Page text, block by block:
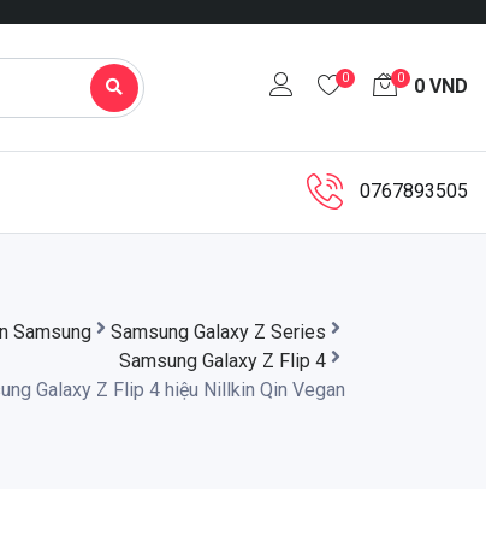
0 0 0 VND
0767893505
Samsung
Samsung Galaxy Z Series
Samsung Galaxy Z Flip 4
Galaxy Z Flip 4 hiệu Nillkin Qin Vegan